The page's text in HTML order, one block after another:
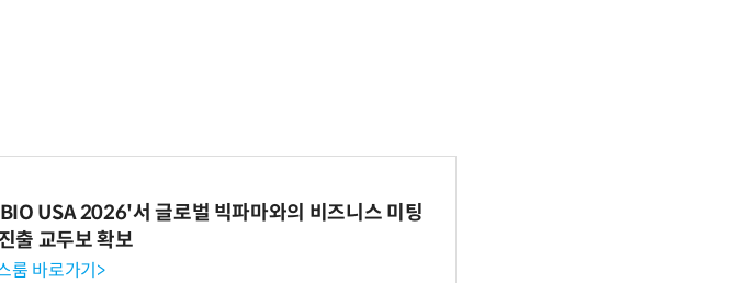
USA 2026'서 글로벌 빅파마와의 비즈니스 미팅
출 교두보 확보
룸 바로가기>